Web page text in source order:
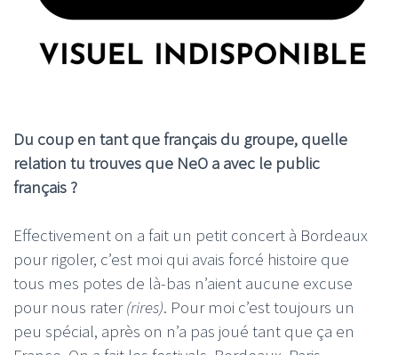
Du coup en tant que français du groupe, quelle
relation tu trouves que NeO a avec le public
français ?
Effectivement on a fait un petit concert à Bordeaux
pour rigoler, c’est moi qui avais forcé histoire que
tous mes potes de là-bas n’aient aucune excuse
pour nous rater(rires). Pour moi c’est toujours un
peu spécial, après on n’a pas joué tant que ça en